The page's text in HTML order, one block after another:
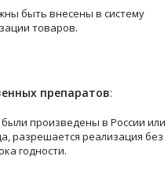
быть внесены в систему
товаров.
препаратов:
произведены в России или
разрешается реализация без
годности.